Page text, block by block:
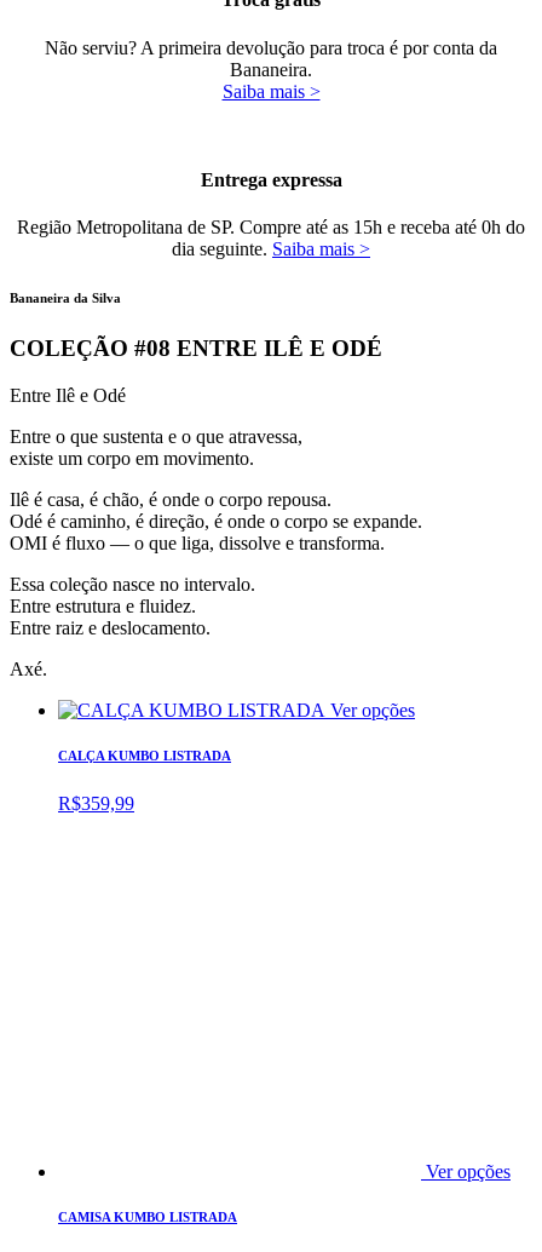
Não serviu? A primeira devolução para troca é por conta da
Bananeira.
Saiba mais >
Entrega expressa
Região Metropolitana de SP. Compre até as 15h e receba até 0h do
dia seguinte. Saiba mais >
Bananeira da Silva
COLEÇÃO #08 ENTRE ILÊ E ODÉ
Entre Ilê e Odé
Entre o que sustenta e o que atravessa,
existe um corpo em movimento.
Ilê é casa, é chão, é onde o corpo repousa.
Odé é caminho, é direção, é onde o corpo se expande.
OMI é fluxo — o que liga, dissolve e transforma.
Essa coleção nasce no intervalo.
Entre estrutura e fluidez.
Entre raiz e deslocamento.
Axé.
Ver opções
CALÇA KUMBO LISTRADA
R$359,99
Ver opções
CAMISA KUMBO LISTRADA